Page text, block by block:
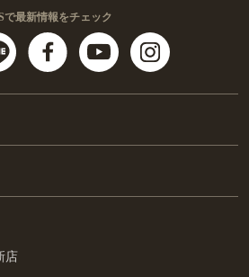
で最新情報をチェック
店